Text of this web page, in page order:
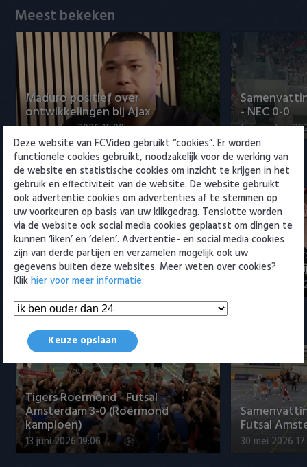
Meest bekeken
Maduro positief over
ontwikkelingen bij Ajax
5 augustus 2026 15:00
- NEC 0-0
5 augustus
Eredivisie
Maak kennis met Sami
Bouhoudane (Cambuur)
5 augustus 2026 20:45
Joris
Ahead te
5 augustus
Samenvattingen Eredivisie
Tigers Roermond - Futsal
Amsterdam 3-0 (Roermond
kampioen)
13 juni 2026 19:06
Futsal
30 mei 2026
Deze website van FCVideo gebruikt “cookies”. Er worden
functionele cookies gebruikt, noodzakelijk voor de werking van
de website en statistische cookies om inzicht te krijgen in het
gebruik en effectiviteit van de website. De website gebruikt
ook advertentie cookies om advertenties af te stemmen op
uw voorkeuren op basis van uw klikgedrag. Tenslotte worden
via de website ook social media cookies geplaatst om dingen te
kunnen ‘liken’ en ‘delen’. Advertentie- en social media cookies
zijn van derde partijen en verzamelen mogelijk ook uw
gegevens buiten deze websites. Meer weten over cookies?
Klikhier voor meer informatie.
Keuze opslaan